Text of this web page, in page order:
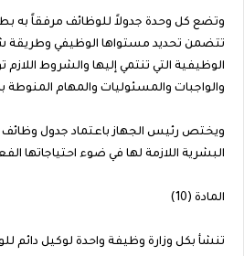
وتضع كل وحدة جدولاً للوظائف مرفقاً به
تتضمن تحديد مستواها الوظيفي وطريقة
الوظيفية التي تنتمي إليها والشروط
والواجبات والمسئوليات والمهام المنوطة
ويختص رئيس الجهاز باعتماد جدول وظائف
البشرية اللازمة لها في ضوء احتياجاتها
المادة (10)
تنشأ بكل وزارة وظيفة واحدة لوكيل دائم